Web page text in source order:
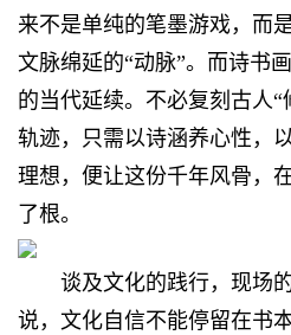
来不是单纯的笔墨游戏，而
文脉绵延的“动脉”。而诗书
的当代延续。不必复刻古人
轨迹，只需以诗涵养心性，
理想，便让这份千年风骨，
了根。
谈及文化的践行，现场
说，文化自信不能停留在书